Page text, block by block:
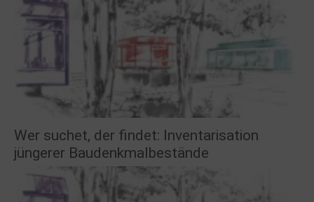
Wer suchet, der findet: Inventarisation
jüngerer Baudenkmalbestände